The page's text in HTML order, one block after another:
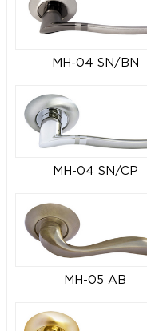
MH-04 SN/BN
MH-04 SN/CP
MH-05 AB